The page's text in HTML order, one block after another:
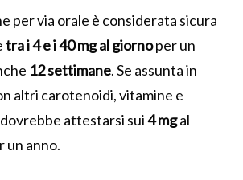
per via orale è considerata sicura
tra i 4 e i 40 mg al giornoper un
12 settimane. Se assunta in
altri carotenoidi, vitamine e
attestarsi sui4 mgal
un anno.